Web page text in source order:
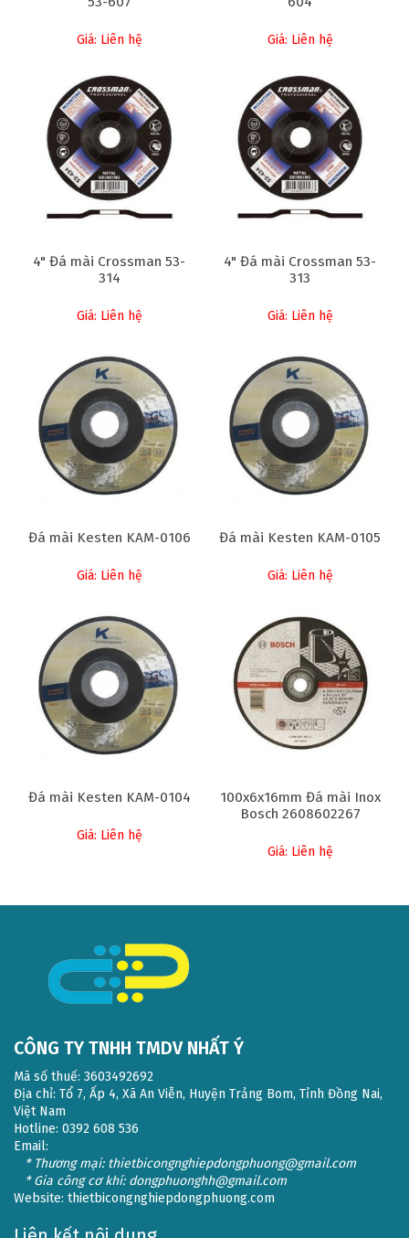
Giá: Liên hệ Giá: Liên hệ
4" Đá mài Crossman 53-
314
Giá: Liên hệ
4" Đá mài Crossman 53-
313
Giá: Liên hệ
Đá mài Kesten KAM-0106
Giá: Liên hệ
Đá mài Kesten KAM-0105
Giá: Liên hệ
Đá mài Kesten KAM-0104
Giá: Liên hệ
100x6x16mm Đá mài Inox
Bosch 2608602267
Giá: Liên hệ
CÔNG TY TNHH TMDV NHẤT Ý
Mã số thuế: 3603492692
Địa chỉ: Tổ 7, Ấp 4, Xã An Viễn, Huyện Trảng Bom, Tỉnh Đồng Nai,
Việt Nam
Hotline: 0392 608 536
Email:
* Thương mại: thietbicongnghiepdongphuong@gmail.com
* Gia công cơ khí: dongphuonghh@gmail.com
Website: thietbicongnghiepdongphuong.com